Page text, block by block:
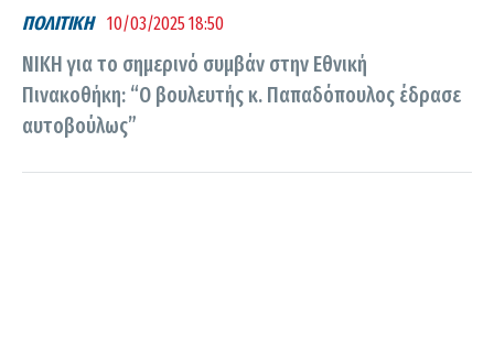
ΠΟΛΙΤΙΚΗ 10/03/2025 18:50
ΝΙΚΗ για το σημερινό συμβάν στην Εθνική
Πινακοθήκη: “Ο βουλευτής κ. Παπαδόπουλος έδρασε
αυτοβούλως”